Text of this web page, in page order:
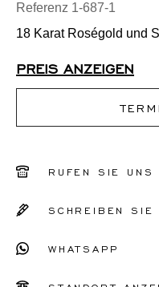
Referenz 1-687-1
18 Karat Roségold und
PREIS ANZEIGEN
RUFEN SIE UNS
SCHREIBEN SIE
WHATSAPP